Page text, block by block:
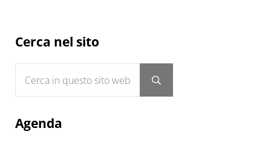
Sidebar
Cerca nel sito
Submit search
Agenda